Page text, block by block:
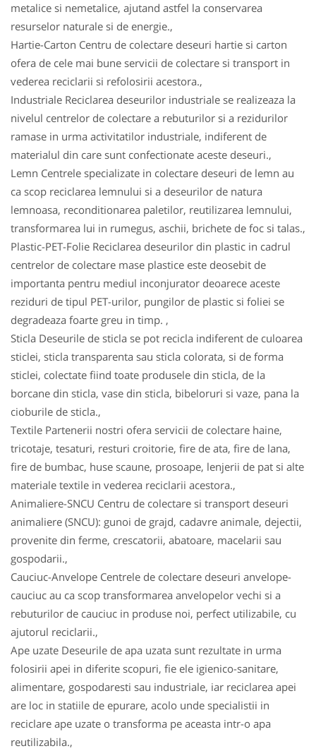
metalice si nemetalice, ajutand astfel la conservarea
resurselor naturale si de energie.,
Hartie-Carton Centru de colectare deseuri hartie si carton
ofera de cele mai bune servicii de colectare si transport in
vederea reciclarii si refolosirii acestora.,
Industriale Reciclarea deseurilor industriale se realizeaza la
nivelul centrelor de colectare a rebuturilor si a rezidurilor
ramase in urma activitatilor industriale, indiferent de
materialul din care sunt confectionate aceste deseuri.,
Lemn Centrele specializate in colectare deseuri de lemn au
ca scop reciclarea lemnului si a deseurilor de natura
lemnoasa, reconditionarea paletilor, reutilizarea lemnului,
transformarea lui in rumegus, aschii, brichete de foc si talas.,
Plastic-PET-Folie Reciclarea deseurilor din plastic in cadrul
centrelor de colectare mase plastice este deosebit de
importanta pentru mediul inconjurator deoarece aceste
reziduri de tipul PET-urilor, pungilor de plastic si foliei se
degradeaza foarte greu in timp. ,
Sticla Deseurile de sticla se pot recicla indiferent de culoarea
sticlei, sticla transparenta sau sticla colorata, si de forma
sticlei, colectate fiind toate produsele din sticla, de la
borcane din sticla, vase din sticla, bibeloruri si vaze, pana la
cioburile de sticla.,
Textile Partenerii nostri ofera servicii de colectare haine,
tricotaje, tesaturi, resturi croitorie, fire de ata, fire de lana,
fire de bumbac, huse scaune, prosoape, lenjerii de pat si alte
materiale textile in vederea reciclarii acestora.,
Animaliere-SNCU Centru de colectare si transport deseuri
animaliere (SNCU): gunoi de grajd, cadavre animale, dejectii,
provenite din ferme, crescatorii, abatoare, macelarii sau
gospodarii.,
Cauciuc-Anvelope Centrele de colectare deseuri anvelope-
cauciuc au ca scop transformarea anvelopelor vechi si a
rebuturilor de cauciuc in produse noi, perfect utilizabile, cu
ajutorul reciclarii.,
Ape uzate Deseurile de apa uzata sunt rezultate in urma
folosirii apei in diferite scopuri, fie ele igienico-sanitare,
alimentare, gospodaresti sau industriale, iar reciclarea apei
are loc in statiile de epurare, acolo unde specialistii in
reciclare ape uzate o transforma pe aceasta intr-o apa
reutilizabila.,